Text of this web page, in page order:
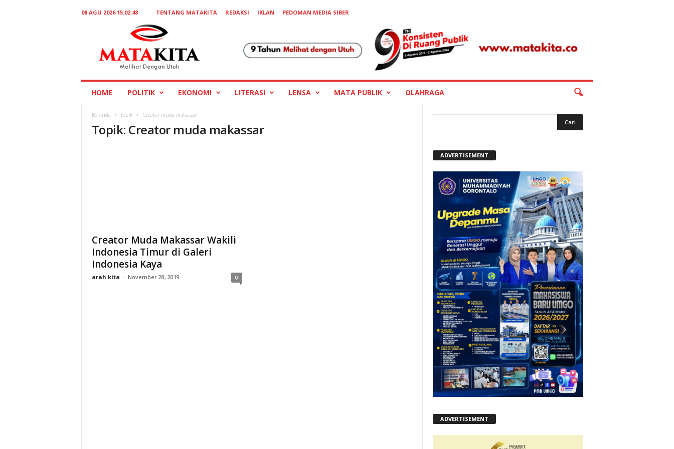
08 AGU 2026 15:02:48 TENTANG MATAKITA REDAKSI IKLAN
PEDOMAN MEDIA SIBER
HOME POLITIK EKONOMI LITERASI LENSA MATA PUBLIK OLAHRAGA
Beranda Topik Creator muda makassar
Topik: Creator muda makassar
Creator Muda Makassar Wakili
Indonesia Timur di Galeri
Indonesia Kaya
arah kita - November 28, 2019 0
ADVERTISEMENT
ADVERTISEMENT